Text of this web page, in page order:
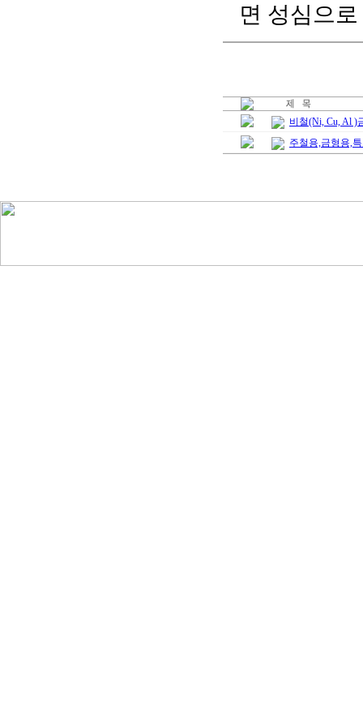
면 성심으
비철(Ni, Cu, Al )
주철용,금형용,